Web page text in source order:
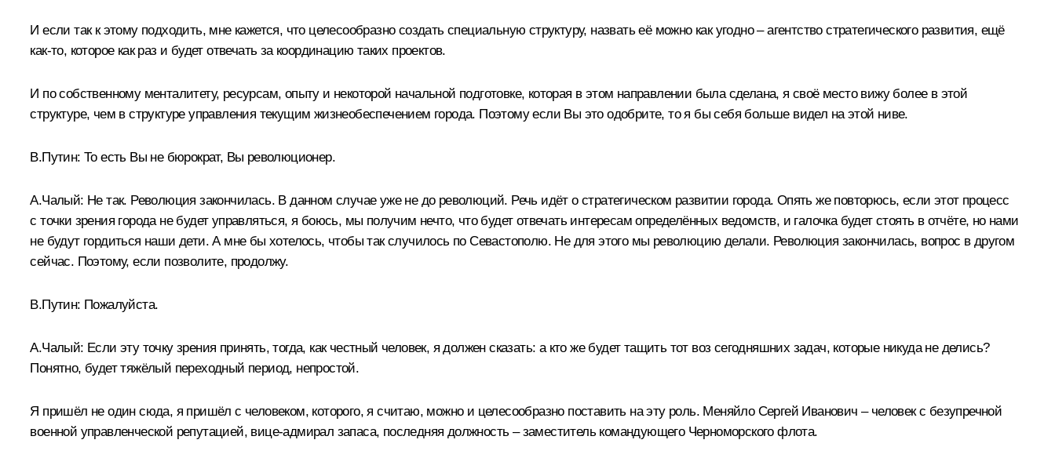
И если так к этому подходить, мне кажется, что целесообразно создать специальную структуру, назвать её можно как угодно – агентство стратегического развития, ещё
как‑то, которое как раз и будет отвечать за координацию таких проектов.
И по собственному менталитету, ресурсам, опыту и некоторой начальной подготовке, которая в этом направлении была сделана, я своё место вижу более в этой
структуре, чем в структуре управления текущим жизнеобеспечением города. Поэтому если Вы это одобрите, то я бы себя больше видел на этой ниве.
В.Путин: То есть Вы не бюрократ, Вы революционер.
А.Чалый: Не так. Революция закончилась. В данном случае уже не до революций. Речь идёт о стратегическом развитии города. Опять же повторюсь, если этот процесс
с точки зрения города не будет управляться, я боюсь, мы получим нечто, что будет отвечать интересам определённых ведомств, и галочка будет стоять в отчёте, но нами
не будут гордиться наши дети. А мне бы хотелось, чтобы так случилось по Севастополю. Не для этого мы революцию делали. Революция закончилась, вопрос в другом
сейчас. Поэтому, если позволите, продолжу.
В.Путин: Пожалуйста.
А.Чалый: Если эту точку зрения принять, тогда, как честный человек, я должен сказать: а кто же будет тащить тот воз сегодняшних задач, которые никуда не делись?
Понятно, будет тяжёлый переходный период, непростой.
Я пришёл не один сюда, я пришёл с человеком, которого, я считаю, можно и целесообразно поставить на эту роль. Меняйло Сергей Иванович – человек с безупречной
военной управленческой репутацией, вице-адмирал запаса, последняя должность – заместитель командующего Черноморского флота.